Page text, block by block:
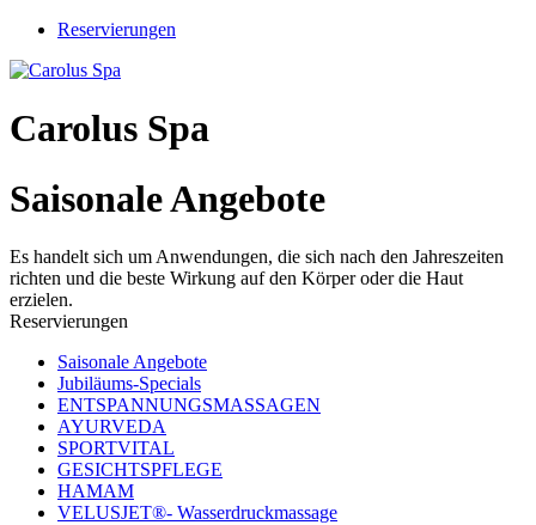
Reservierungen
Carolus Spa
Saisonale Angebote
Es handelt sich um Anwendungen, die sich nach den Jahreszeiten
richten und die beste Wirkung auf den Körper oder die Haut
erzielen.
Reservierungen
Saisonale Angebote
Jubiläums‑Specials
ENTSPANNUNGSMASSAGEN
AYURVEDA
SPORTVITAL
GESICHTSPFLEGE
HAMAM
VELUSJET®- Wasserdruckmassage